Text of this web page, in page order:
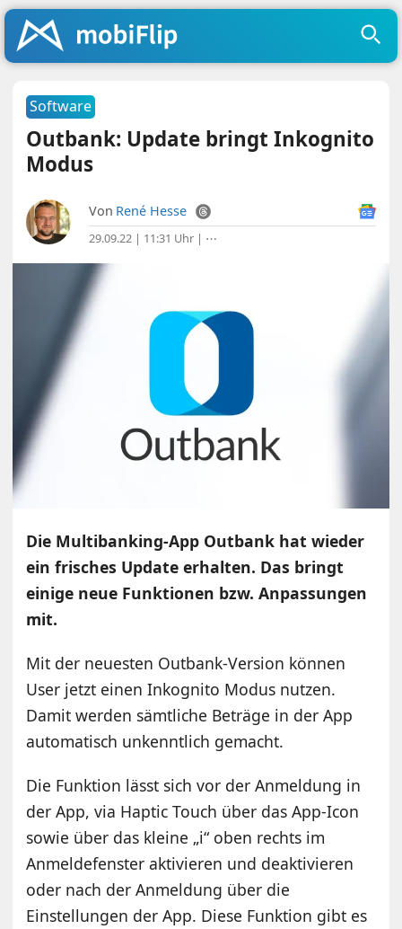
Software
Outbank: Update bringt Inkognito
Modus
Von René Hesse
29.09.22 | 11:31 Uhr | ⋯
Die Multibanking-App Outbank hat wieder
ein frisches Update erhalten. Das bringt
einige neue Funktionen bzw. Anpassungen
mit.
Mit der neuesten Outbank-Version können
User jetzt einen Inkognito Modus nutzen.
Damit werden sämtliche Beträge in der App
automatisch unkenntlich gemacht.
Die Funktion lässt sich vor der Anmeldung in
der App, via Haptic Touch über das App-Icon
sowie über das kleine „i“ oben rechts im
Anmeldefenster aktivieren und deaktivieren
oder nach der Anmeldung über die
Einstellungen der App. Diese Funktion gibt es